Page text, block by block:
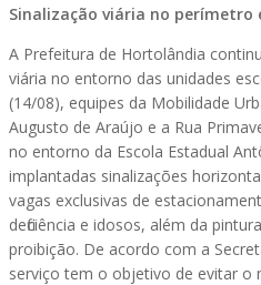
Sinalização viária no perímetro
A Prefeitura de Hortolândia
viária no entorno das unidades
(14/08), equipes da Mobilidade
Augusto de Araújo e a Rua
no entorno da Escola Estadual
implantadas sinalizações
vagas exclusivas de
deficiência e idosos, além da
proibição. De acordo com a
serviço tem o objetivo de evitar o